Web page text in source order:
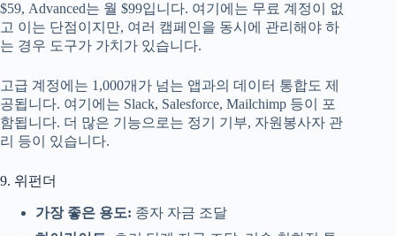
$59, Advanced는 월 $99입니다. 여기에는 무료 계정이 없
고 이는 단점이지만, 여러 캠페인을 동시에 관리해야 하
는 경우 도구가 가치가 있습니다.
고급 계정에는 1,000개가 넘는 앱과의 데이터 통합도 제
공됩니다. 여기에는 Slack, Salesforce, Mailchimp 등이 포
함됩니다. 더 많은 기능으로는 정기 기부, 자원봉사자 관
리 등이 있습니다.
9. 위펀더
가장 좋은 용도: 종자 자금 조달